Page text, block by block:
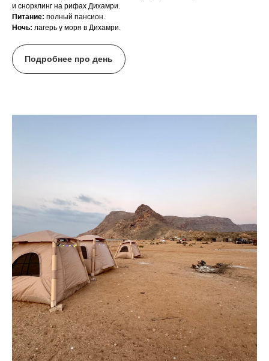
и снорклинг на рифах Дихамри.
Питание: полный пансион.
Ночь: лагерь у моря в Дихамри.
Подробнее про день